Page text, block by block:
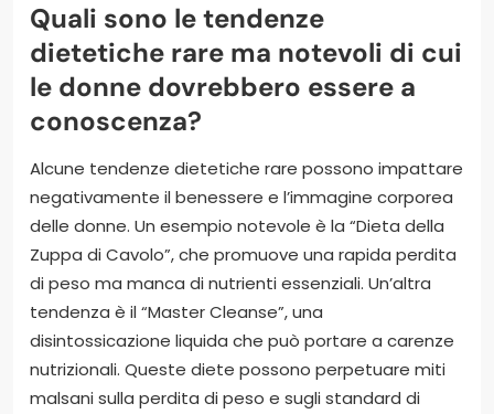
Quali sono le tendenze
dietetiche rare ma notevoli di cui
le donne dovrebbero essere a
conoscenza?
Alcune tendenze dietetiche rare possono impattare
negativamente il benessere e l’immagine corporea
delle donne. Un esempio notevole è la “Dieta della
Zuppa di Cavolo”, che promuove una rapida perdita
di peso ma manca di nutrienti essenziali. Un’altra
tendenza è il “Master Cleanse”, una
disintossicazione liquida che può portare a carenze
nutrizionali. Queste diete possono perpetuare miti
malsani sulla perdita di peso e sugli standard di